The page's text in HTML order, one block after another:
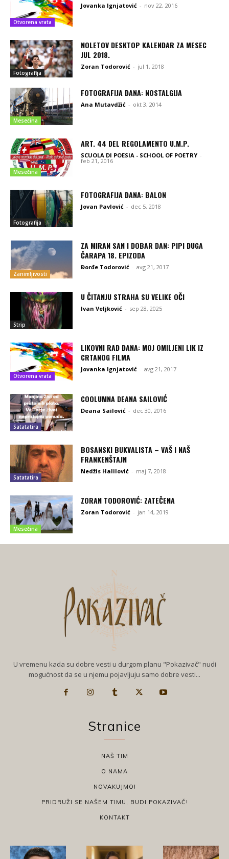
Otvorena vrata
Jovanka Ignjatović - nov 22, 2016
Fotografija
NOLETOV DESKTOP KALENDAR ZA MESEC
JUL 2018.
Zoran Todorović - jul 1, 2018
Mesečina
FOTOGRAFIJA DANA: NOSTALGIJA
Ana Mutavdžić - okt 3, 2014
Mesečina
ART. 44 DEL REGOLAMENTO U.M.P.
SCUOLA DI POESIA - SCHOOL OF POETRY -
feb 21, 2016
Fotografija
FOTOGRAFIJA DANA: BALON
Jovan Pavlović - dec 5, 2018
Zanimljivosti
ZA MIRAN SAN I DOBAR DAN: PIPI DUGA
ČARAPA 18. EPIZODA
Đorđe Todorović - avg 21, 2017
Strip
U ČITANJU STRAHA SU VELIKE OČI
Ivan Veljković - sep 28, 2025
Otvorena vrata
LIKOVNI RAD DANA: MOJ OMILJENI LIK IZ
CRTANOG FILMA
Jovanka Ignjatović - avg 21, 2017
Satatatira
COOLUMNA DEANA SAILOVIĆ
Deana Sailović - dec 30, 2016
Satatatira
BOSANSKI BUKVALISTA – VAŠ I NAŠ
FRANKENŠTAJN
Nedžis Halilović - maj 7, 2018
Mesečina
ZORAN TODOROVIĆ: ZATEČENA
Zoran Todorović - jan 14, 2019
U vremenu kada su dobre vesti u durgom planu "Pokazivač" nudi
mogućnost da se u njemu pojavljuju samo dobre vesti...
Stranice
NAŠ TIM
O NAMA
NOVAKUJMO!
PRIDRUŽI SE NAŠEM TIMU, BUDI POKAZIVAČ!
KONTAKT